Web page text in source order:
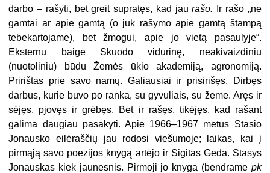
darbo – rašyti, bet greit supratęs, kad jaurašo.
Ir rašo „ne
gamtai ar apie gamtą (o juk rašymo apie gamtą štampą
tebekartojame), bet žmogui, apie jo vietą pasaulyje“.
Eksternu baigė Skuodo vidurinę, neakivaizdiniu
(nuotoliniu) būdu Žemės ūkio akademiją, agronomiją.
Pririštas prie savo namų. Galiausiai ir prisirišęs. Dirbęs
darbus, kurie buvo po ranka, su gyvuliais, su žeme. Aręs ir
sėjęs, pjovęs ir grėbęs. Bet ir rašęs, tikėjęs, kad rašant
galima daugiau pasakyti. Apie 1966–1967 metus Stasio
Jonausko eilėraščių jau rodosi viešumoje; laikas, kai į
pirmąją savo poezijos knygą artėjo ir Sigitas Geda. Stasys
Jonauskas kiek jaunesnis. Pirmoji jo knyga (bendrame pk